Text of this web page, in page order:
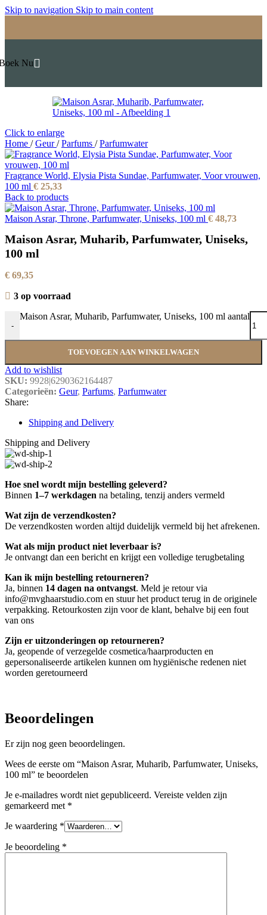
Skip to navigation Skip to main content
Nu
Click to enlarge
Home / Geur/ Parfums / Parfumwater
Fragrance World, Elysia Pista Sundae, Parfumwater, Voor vrouwen,
100 ml € 25,33
Back to products
Maison Asrar, Throne, Parfumwater, Uniseks, 100 ml € 48,73
Maison Asrar, Muharib, Parfumwater, Uniseks,
100 ml
€ 69,35
3 op voorraad
-
Maison Asrar, Muharib, Parfumwater, Uniseks, 100 ml aantal
TOEVOEGEN AAN WINKELWAGEN
Add to wishlist
SKU: 9928|6290362164487
Categorieën: Geur, Parfums, Parfumwater
Share:
Shipping and Delivery
Shipping and Delivery
Hoe snel wordt mijn bestelling geleverd?
Binnen 1–7 werkdagen na betaling, tenzij anders vermeld
Wat zijn de verzendkosten?
De verzendkosten worden altijd duidelijk vermeld bij het afrekenen.
Wat als mijn product niet leverbaar is?
Je ontvangt dan een bericht en krijgt een volledige terugbetaling
Kan ik mijn bestelling retourneren?
Ja, binnen 14 dagen na ontvangst. Meld je retour via
info@mvghaarstudio.com en stuur het product terug in de originele
verpakking. Retourkosten zijn voor de klant, behalve bij een fout
van ons
Zijn er uitzonderingen op retourneren?
Ja, geopende of verzegelde cosmetica/haarproducten en
gepersonaliseerde artikelen kunnen om hygiënische redenen niet
worden geretourneerd
Beoordelingen
Er zijn nog geen beoordelingen.
Wees de eerste om “Maison Asrar, Muharib, Parfumwater, Uniseks,
100 ml” te beoordelen
Je e-mailadres wordt niet gepubliceerd. Vereiste velden zijn
gemarkeerd met *
Je waardering *
Je beoordeling *